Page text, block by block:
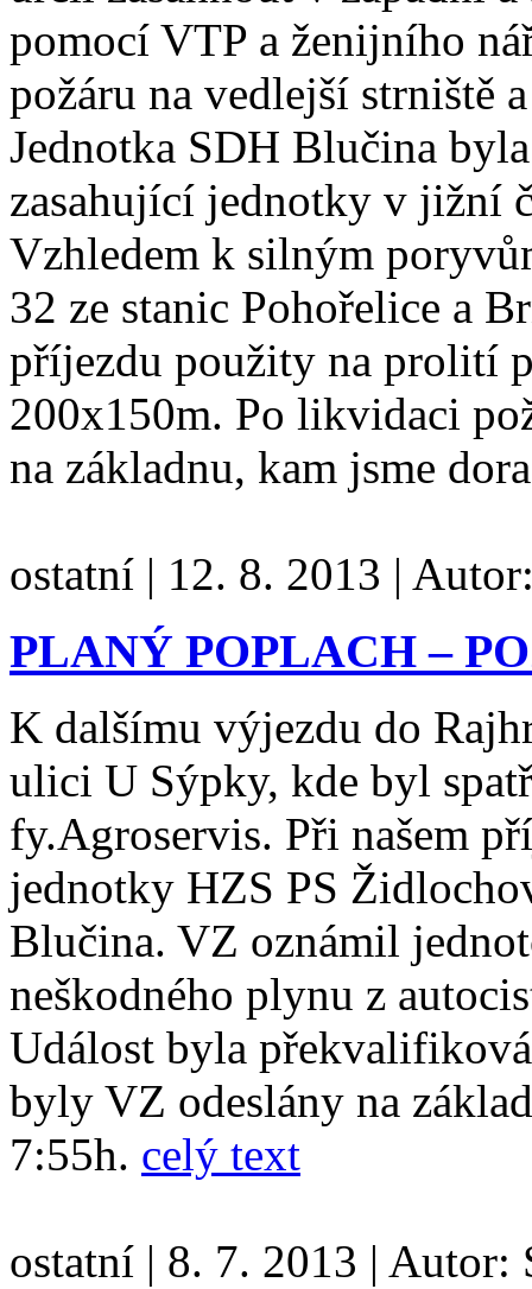
pomocí VTP a ženijního
požáru na vedlejší strniště
Jednotka SDH Blučina
zasahující jednotky v jižní
Vzhledem k silným
32 ze stanic Pohořelice a
příjezdu použity na prolití
200x150m. Po likvidaci
na základnu, kam jsme
ostatní | 12. 8. 2013 |
PLANÝ POPLACH –
K dalšímu výjezdu do
ulici U Sýpky, kde byl
fy.Agroservis. Při našem
jednotky HZS PS
Blučina. VZ oznámil
neškodného plynu z
Událost byla
byly VZ odeslány na
7:55h. celý text
ostatní | 8. 7. 2013 | Autor: